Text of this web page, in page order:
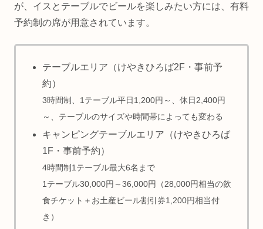
が、イスとテーブルでビールを楽しみたい方には、有料
予約制の席が用意されています。
テーブルエリア（けやきひろば2F・事前予
約）
3時間制、1テーブル平日1,200円～、休日2,400円
～、テーブルのサイズや時間帯によっても変わる
キャンピングテーブルエリア（けやきひろば
1F・事前予約）
4時間制1テーブル最大6名まで
1テーブル30,000円～36,000円（28,000円相当の飲
食チケット＋お土産ビール割引券1,200円相当付
き）